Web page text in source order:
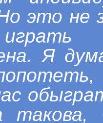
это не
Я